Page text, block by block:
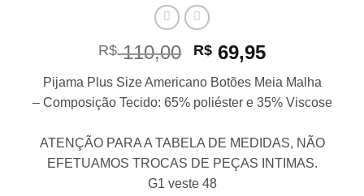
R$110,00 O
preço
original
era:
R$69,95O
preço
atual
é:
R$ 69,95.
Pijama Plus Size Americano Botões Meia Malha
– Composição Tecido: 65% poliéster e 35% Viscose
ATENÇÃO PARA A TABELA DE MEDIDAS, NÃO
EFETUAMOS TROCAS DE PEÇAS INTIMAS.
G1 veste 48